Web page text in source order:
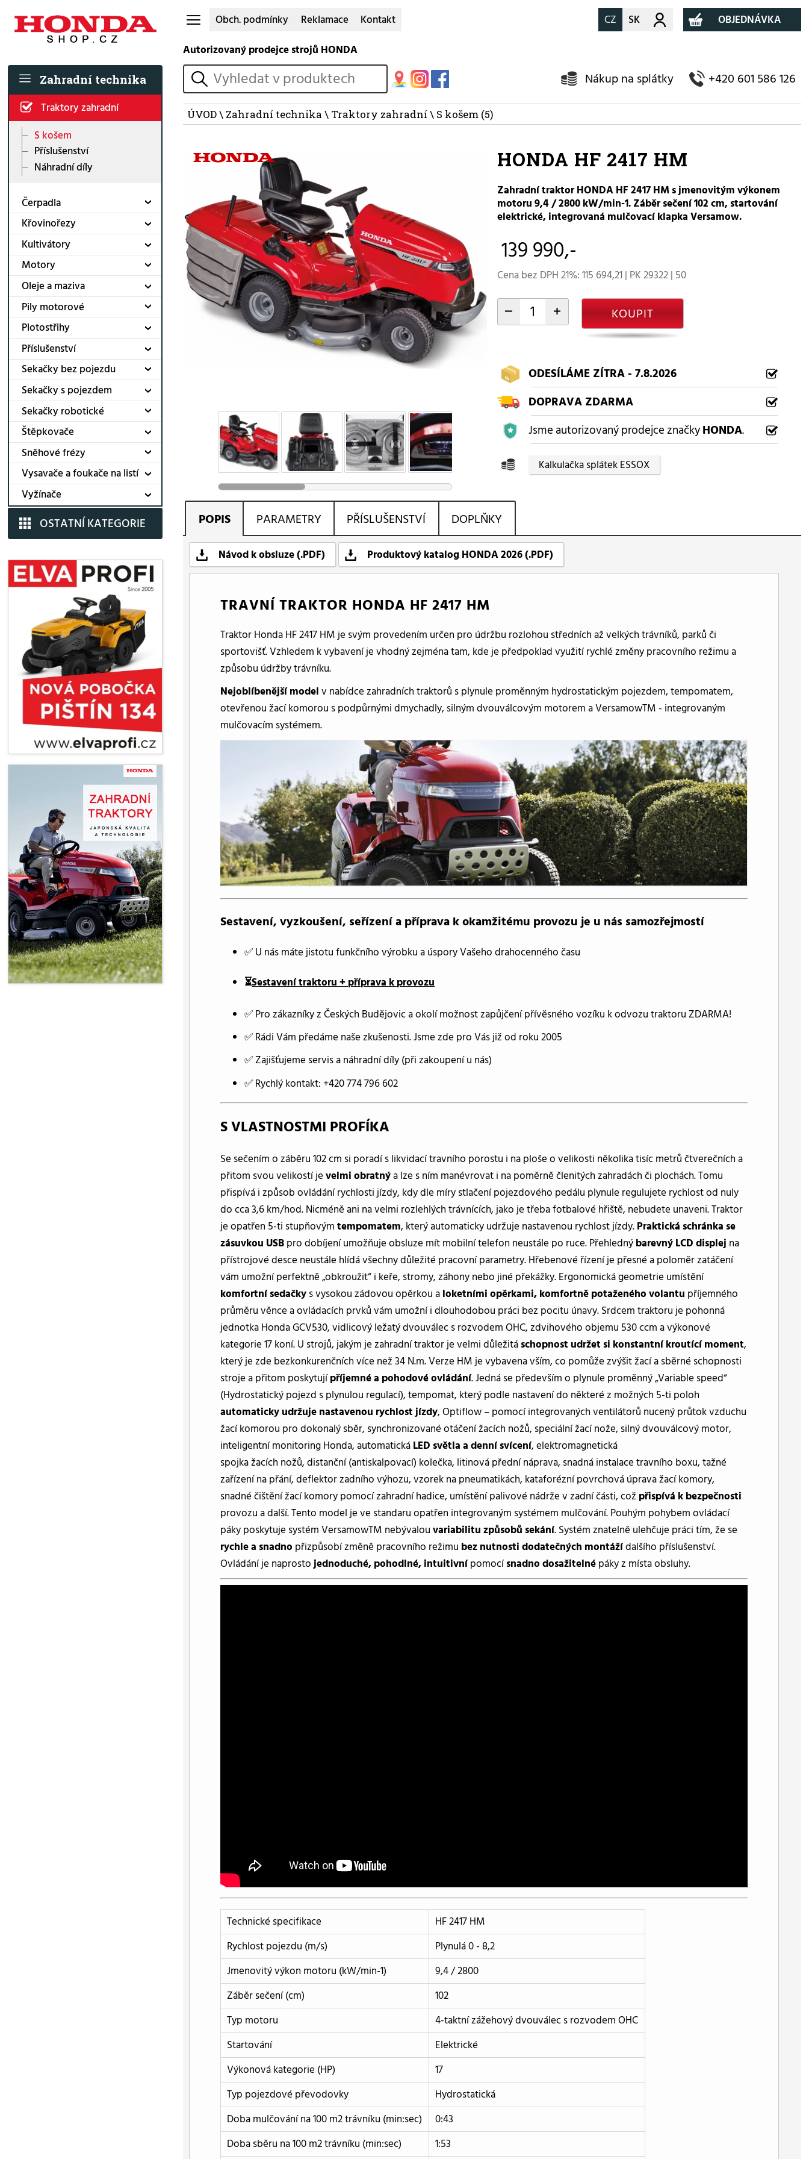
Zahradní technika
Traktory zahradní
S košem
Příslušenství
Náhradní díly
Čerpadla
Křovinořezy
Kultivátory
Motory
Oleje a maziva
Pily motorové
Plotostřihy
Příslušenství
Sekačky bez pojezdu
Sekačky s pojezdem
Sekačky robotické
Štěpkovače
Sněhové frézy
Vysavače a foukače na listí
Vyžínače
OSTATNÍ KATEGORIE
Obch. podmínky Reklamace Kontakt CZ SK Můj účet OBJEDNÁVKA
Autorizovaný prodejce strojů HONDA
vyhledat
Nákup na splátky +420 601 586 126
ÚVOD\ Zahradní technika \ Traktory zahradní \ S košem (5)
HONDA HF 2417 HM
Zahradní traktor HONDA HF 2417 HM s jmenovitým výkonem
motoru 9,4 / 2800 kW/min-1. Záběr sečení 102 cm, startování
elektrické, integrovaná mulčovací klapka Versamow.
139 990,-
Cena bez DPH 21%: 115 694,21 | PK 29322 | 50
- + KOUPIT
ODESÍLÁME ZÍTRA - 7.8.2026
DOPRAVA ZDARMA
Jsme autorizovaný prodejce značkyHONDA.
Kalkulačka splátek ESSOX
POPIS PARAMETRY PŘÍSLUŠENSTVÍ DOPLŇKY
Návod k obsluze (.PDF) Produktový katalog HONDA 2026 (.PDF)
TRAVNÍ TRAKTOR HONDA HF 2417 HM
Traktor Honda HF 2417 HM je svým provedením určen pro údržbu rozlohou středních až velkých trávníků, parků či
sportovišť. Vzhledem k vybavení je vhodný zejména tam, kde je předpoklad využití rychlé změny pracovního režimu a
způsobu údržby trávníku.
Nejoblíbenější modelv nabídce zahradních traktorů s plynule proměnným hydrostatickým pojezdem, tempomatem,
otevřenou žací komorou s podpůrnými dmychadly, silným dvouválcovým motorem a VersamowTM - integrovaným
mulčovacím systémem.
Sestavení, vyzkoušení, seřízení a příprava k okamžitému provozu je u nás samozřejmostí
✅ U nás máte jistotu funkčního výrobku a úspory Vašeho drahocenného času
⏳Sestavení traktoru + příprava k provozu
✅ Pro zákazníky z Českých Budějovic a okolí možnost zapůjčení přívěsného vozíku k odvozu traktoru ZDARMA!
✅ Rádi Vám předáme naše zkušenosti. Jsme zde pro Vás již od roku 2005
✅ Zajišťujeme servis a náhradní díly (při zakoupení u nás)
✅ Rychlý kontakt: +420 774 796 602
S VLASTNOSTMI PROFÍKA
Se sečením o záběru 102 cm si poradí s likvidací travního porostu i na ploše o velikosti několika tisíc metrů čtverečních a
přitom svou velikostí jevelmi obratnýa lze s ním manévrovat i na poměrně členitých zahradách či plochách. Tomu
přispívá i způsob ovládání rychlosti jízdy, kdy dle míry stlačení pojezdového pedálu plynule regulujete rychlost od nuly
do cca 3,6 km/hod. Nicméně ani na velmi rozlehlých trávnících, jako je třeba fotbalové hřiště, nebudete unaveni. Traktor
je opatřen 5-ti stupňovýmtempomatem, který automaticky udržuje nastavenou rychlost jízdy.Praktická schránka se
zásuvkou USBpro dobíjení umožňuje obsluze mít mobilní telefon neustále po ruce. Přehlednýbarevný LCD displej na
přístrojové desce neustále hlídá všechny důležité pracovní parametry. Hřebenové řízení je přesné a poloměr zatáčení
vám umožní perfektně „obkroužit“ i keře, stromy, záhony nebo jiné překážky. Ergonomická geometrie umístění
komfortní sedačkys vysokou zádovou opěrkou aloketními opěrkami, komfortně potaženého volantu příjemného
průměru věnce a ovládacích prvků vám umožní i dlouhodobou práci bez pocitu únavy. Srdcem traktoru je pohonná
jednotka Honda GCV530, vidlicový ležatý dvouválec s rozvodem OHC, zdvihového objemu 530 ccm a výkonové
kategorie 17 koní. U strojů, jakým je zahradní traktor je velmi důležitáschopnost udržet si konstantní kroutící moment,
který je zde bezkonkurenčních více než 34 N.m. Verze HM je vybavena vším, co pomůže zvýšit žací a sběrné schopnosti
stroje a přitom poskytujípříjemné a pohodové ovládání. Jedná se především o plynule proměnný „Variable speed“
(Hydrostatický pojezd s plynulou regulací), tempomat, který podle nastavení do některé z možných 5-ti poloh
automaticky udržuje nastavenou rychlost jízdy, Optiflow – pomocí integrovaných ventilátorů nucený průtok vzduchu
žací komorou pro dokonalý sběr, synchronizované otáčení žacích nožů, speciální žací nože, silný dvouválcový motor,
inteligentní monitoring Honda, automatickáLED světla a denní svícení, elektromagnetická
spojka žacích nožů, distanční (antiskalpovací) kolečka, litinová přední náprava, snadná instalace travního boxu, tažné
zařízení na přání, deflektor zadního výhozu, vzorek na pneumatikách, kataforézní povrchová úprava žací komory,
snadné čištění žací komory pomocí zahradní hadice, umístění palivové nádrže v zadní části, což přispívá k bezpečnosti
provozu a další. Tento model je ve standaru opatřen integrovaným systémem mulčování. Pouhým pohybem ovládací
páky poskytuje systém VersamowTM nebývalouvariabilitu způsobů sekání. Systém znatelně ulehčuje práci tím, že se
rychle a snadno přizpůsobí změně pracovního režimu bez nutnosti dodatečných montážídalšího příslušenství.
Ovládání je naprostojednoduché, pohodlné, intuitivnípomocísnadno dosažitelnépáky z místa obsluhy.
Technické specifikace
HF 2417 HM
Rychlost pojezdu (m/s)
Plynulá 0 - 8,2
Jmenovitý výkon motoru (kW/min-1)
9,4 / 2800
Záběr sečení (cm)
102
Typ motoru
4-taktní zážehový dvouválec s rozvodem OHC
Startování
Elektrické
Výkonová kategorie (HP)
17
Typ pojezdové převodovky
Hydrostatická
Doba mulčování na 100 m2 trávníku (min:sec)
0:43
Doba sběru na 100 m2 trávníku (min:sec)
1:53